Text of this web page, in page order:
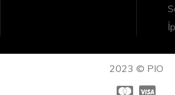
2023 © PIO